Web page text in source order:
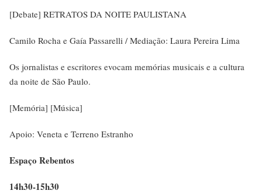
[Debate] RETRATOS DA NOITE PAULISTANA
Camilo Rocha e Gaía Passarelli / Mediação: Laura Pereira Lima
Os jornalistas e escritores evocam memórias musicais e a cultura
da noite de São Paulo.
[Memória] [Música]
Apoio: Veneta e Terreno Estranho
Espaço Rebentos
14h30-15h30